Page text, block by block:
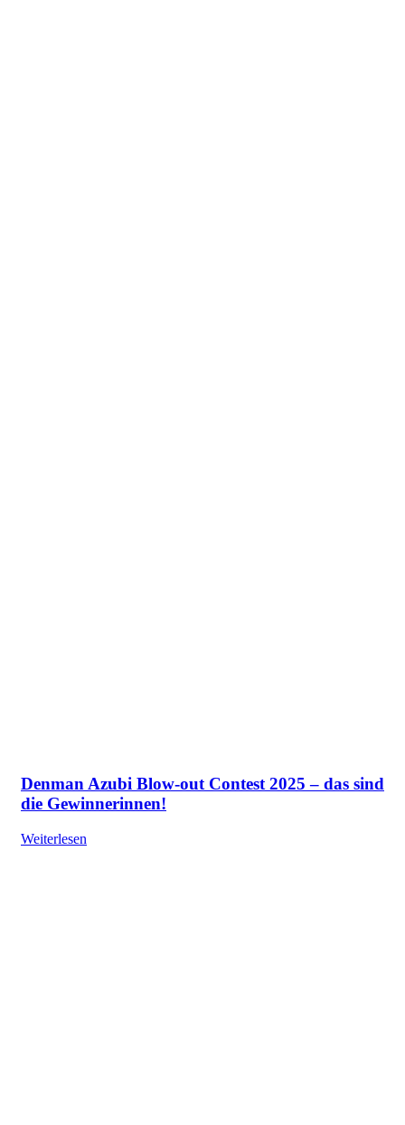
Denman Azubi Blow-out Contest 2025 – das sind
die Gewinnerinnen!
Weiterlesen